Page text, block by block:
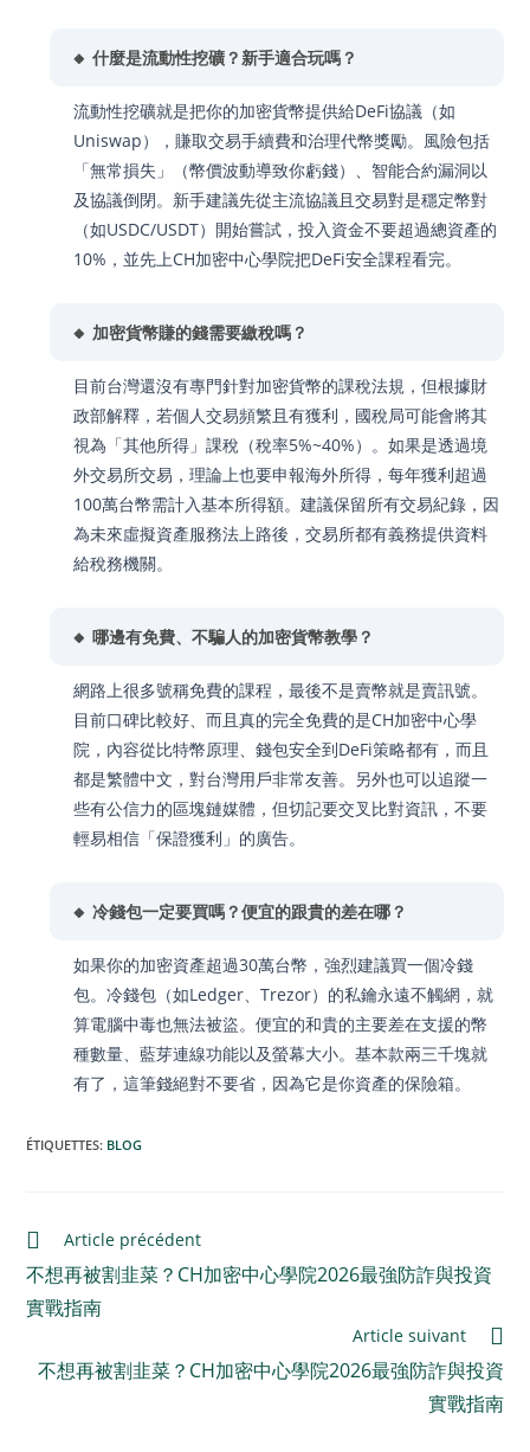
🔸 什麼是流動性挖礦？新手適合玩嗎？
流動性挖礦就是把你的加密貨幣提供給DeFi協議（如
Uniswap），賺取交易手續費和治理代幣獎勵。風險包括
「無常損失」（幣價波動導致你虧錢）、智能合約漏洞以
及協議倒閉。新手建議先從主流協議且交易對是穩定幣對
（如USDC/USDT）開始嘗試，投入資金不要超過總資產的
10%，並先上CH加密中心學院把DeFi安全課程看完。
🔸 加密貨幣賺的錢需要繳稅嗎？
目前台灣還沒有專門針對加密貨幣的課稅法規，但根據財
政部解釋，若個人交易頻繁且有獲利，國稅局可能會將其
視為「其他所得」課稅（稅率5%~40%）。如果是透過境
外交易所交易，理論上也要申報海外所得，每年獲利超過
100萬台幣需計入基本所得額。建議保留所有交易紀錄，因
為未來虛擬資產服務法上路後，交易所都有義務提供資料
給稅務機關。
🔸 哪邊有免費、不騙人的加密貨幣教學？
網路上很多號稱免費的課程，最後不是賣幣就是賣訊號。
目前口碑比較好、而且真的完全免費的是CH加密中心學
院，內容從比特幣原理、錢包安全到DeFi策略都有，而且
都是繁體中文，對台灣用戶非常友善。另外也可以追蹤一
些有公信力的區塊鏈媒體，但切記要交叉比對資訊，不要
輕易相信「保證獲利」的廣告。
🔸 冷錢包一定要買嗎？便宜的跟貴的差在哪？
如果你的加密資產超過30萬台幣，強烈建議買一個冷錢
包。冷錢包（如Ledger、Trezor）的私鑰永遠不觸網，就
算電腦中毒也無法被盜。便宜的和貴的主要差在支援的幣
種數量、藍芽連線功能以及螢幕大小。基本款兩三千塊就
有了，這筆錢絕對不要省，因為它是你資產的保險箱。
ÉTIQUETTES: BLOG
Article précédent
不想再被割韭菜？CH加密中心學院2026最強防詐與投資
實戰指南
Article suivant
不想再被割韭菜？CH加密中心學院2026最強防詐與投資
實戰指南